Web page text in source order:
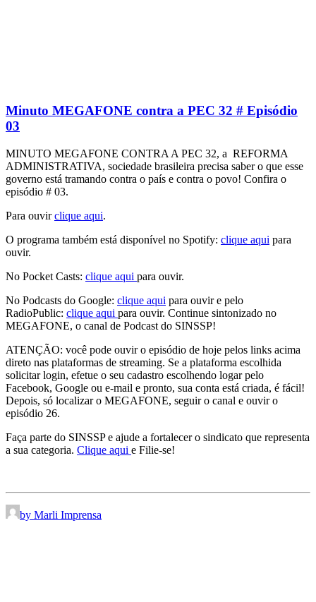
Minuto MEGAFONE contra a PEC 32 # Episódio
03
MINUTO MEGAFONE CONTRA A PEC 32, a REFORMA
ADMINISTRATIVA, sociedade brasileira precisa saber o que esse
governo está tramando contra o país e contra o povo! Confira o
episódio # 03.
Para ouvirclique aqui.
O programa também está disponível no Spotify: clique aqui para
ouvir.
No Pocket Casts: clique aqui para ouvir.
No Podcasts do Google: clique aqui para ouvir e pelo
RadioPublic: clique aqui para ouvir. Continue sintonizado no
MEGAFONE, o canal de Podcast do SINSSP!
ATENÇÃO: você pode ouvir o episódio de hoje pelos links acima
direto nas plataformas de streaming. Se a plataforma escolhida
solicitar login, efetue o seu cadastro escolhendo logar pelo
Facebook, Google ou e-mail e pronto, sua conta está criada, é fácil!
Depois, só localizar o MEGAFONE, seguir o canal e ouvir o
episódio 26.
Faça parte do SINSSP e ajude a fortalecer o sindicato que representa
a sua categoria. Clique aqui e Filie-se!
by Marli Imprensa